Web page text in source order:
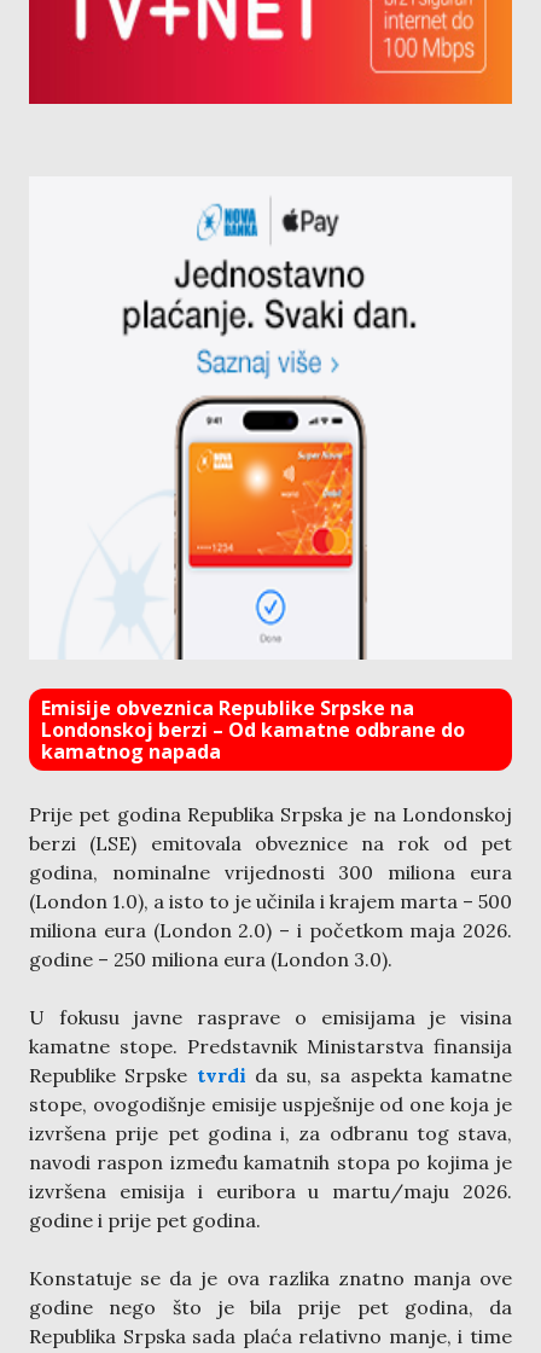
Emisije obveznica Republike Srpske na
Londonskoj berzi – Od kamatne odbrane do
kamatnog napada
Prije pet godina Republika Srpska je na Londonskoj
berzi (LSE) emitovala obveznice na rok od pet
godina, nominalne vrijednosti 300 miliona eura
(London 1.0), a isto to je učinila i krajem marta – 500
miliona eura (London 2.0) – i početkom maja 2026.
godine – 250 miliona eura (London 3.0).
U fokusu javne rasprave o emisijama je visina
kamatne stope. Predstavnik Ministarstva finansija
Republike Srpske tvrdi da su, sa aspekta kamatne
stope, ovogodišnje emisije uspješnije od one koja je
izvršena prije pet godina i, za odbranu tog stava,
navodi raspon između kamatnih stopa po kojima je
izvršena emisija i euribora u martu/maju 2026.
godine i prije pet godina.
Konstatuje se da je ova razlika znatno manja ove
godine nego što je bila prije pet godina, da
Republika Srpska sada plaća relativno manje, i time